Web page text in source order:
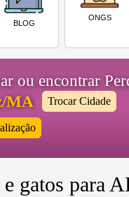
BLOG
ONGS
ou encontrar
MA
Trocar Cidade
e gatos para